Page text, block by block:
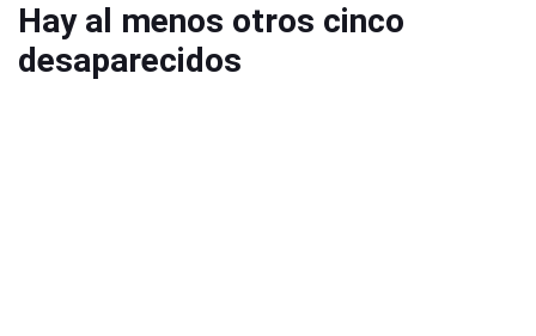
Hay al menos otros cinco
desaparecidos